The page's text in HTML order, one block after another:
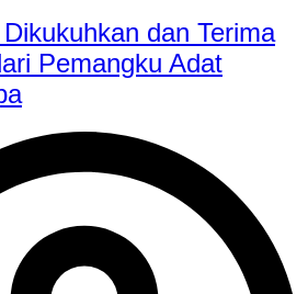
dan Terima
Pemangku Adat